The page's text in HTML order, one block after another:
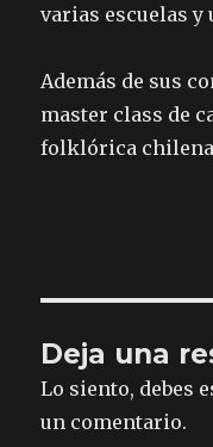
varias escuelas y
Además de sus
master class de
folklórica
Deja una
Lo siento, debes
un comentario.